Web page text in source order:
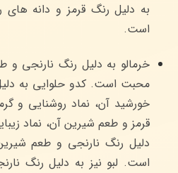
به دلیل رنگ قرمز و دانه
است.
خرمالو به دلیل رنگ نارنجی
محبت است. کدو حلوایی به
خورشید آن، نماد روشنایی و
قرمز و طعم شیرین آن، نماد
دلیل رنگ نارنجی و طعم
است. لبو نیز به دلیل رنگ